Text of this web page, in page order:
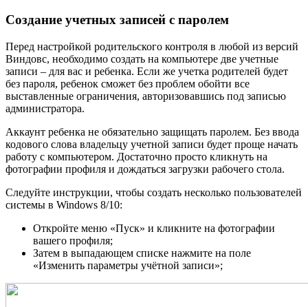
Создание учетных записей с паролем
Перед настройкой родительского контроля в любой из версий
Виндовс, необходимо создать на компьютере две учетные
записи – для вас и ребенка. Если же учетка родителей будет
без пароля, ребенок сможет без проблем обойти все
выставленные ограничения, авторизовавшись под записью
администратора.
Аккаунт ребенка не обязательно защищать паролем. Без ввода
кодового слова владельцу учетной записи будет проще начать
работу с компьютером. Достаточно просто кликнуть на
фотографии профиля и дождаться загрузки рабочего стола.
Следуйте инструкции, чтобы создать несколько пользователей
системы в Windows 8/10:
Откройте меню «Пуск» и кликните на фотографии
вашего профиля;
Затем в выпадающем списке нажмите на поле
«Изменить параметры учётной записи»;